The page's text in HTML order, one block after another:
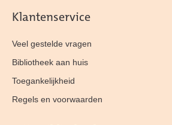
Klantenservice
Veel gestelde vragen
Bibliotheek aan huis
Toegankelijkheid
Regels en voorwaarden